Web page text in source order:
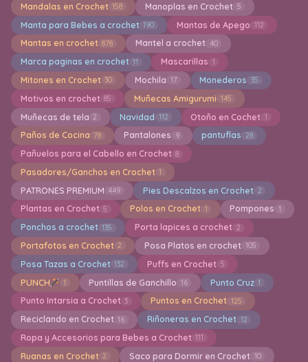
Mandalas en Crochet 158 Manoplas en Crochet 5
Manta para Bebes a crochet 190 Mantas de Apego 112
Mantas en crochet 878 Mantel a crochet 40
Marca paginas en crochet 11 Mascarillas 1
Mitones en Crochet 30 Mochila 17 Monederos 35
Motivos en crochet 85 Muñecas Amigurumi 145
Muñecas de tela 2 Navidad 112 Otoño en Cochet 1
Paños de Cocina 78 Pantalones 9 pantuflas 28
Pañuelos para el Cabello en Crochet 8
Pasadores/Ganchos en Crochet 1
PATRONES PREMIUM 449 Pies Descalzos en Crochet 2
Plantas en Crochet 5 Polos en Crochet 1 Pompones 1
Ponchos a crochet 135 Porta lapices a crochet 2
Portafotos en Crochet 2 Posa Platos en crochet 105
Posa Tazas a Crochet 132 Puffs en Crochet 5
PUNCH 1 Puntillas de Ganchillo 16 Punto Cruz 1
Punto Intarsia a Crochet 3 Puntos en Crochet 125
Reciclando en Crochet 16 Riñoneras en Crochet 12
Ropa y Accesorios para Bebes a Crochet 111
Ruanas en Crochet 2 Saco para Dormir en Crochet 10